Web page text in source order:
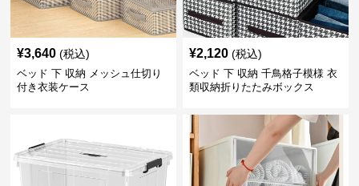
¥3,640 (税込)
ベッド 下 収納 メッシュ仕切り
付き衣装ケース
¥2,120 (税込)
ベッド 下 収納 千鳥格子模様 衣
類収納折りたたみボックス